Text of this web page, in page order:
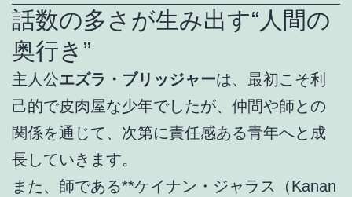
話数の多さが生み出す“人間の
奥行き”
主人公エズラ・ブリッジャーは、最初こそ利
己的で皮肉屋な少年でしたが、仲間や師との
関係を通じて、次第に責任感ある青年へと成
長していきます。
また、師である**ケイナン・ジャラス（Kanan